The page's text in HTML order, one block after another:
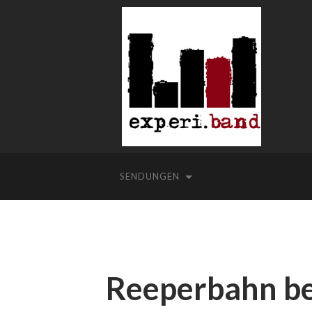
SENDUNGEN
Reeperbahn